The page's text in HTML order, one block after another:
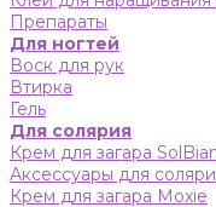
Препараты
Для ногтей
Воск для рук
Втирка
Гель
Для солярия
Крем для загара
Аксессуары для
Крем для загара Moxie